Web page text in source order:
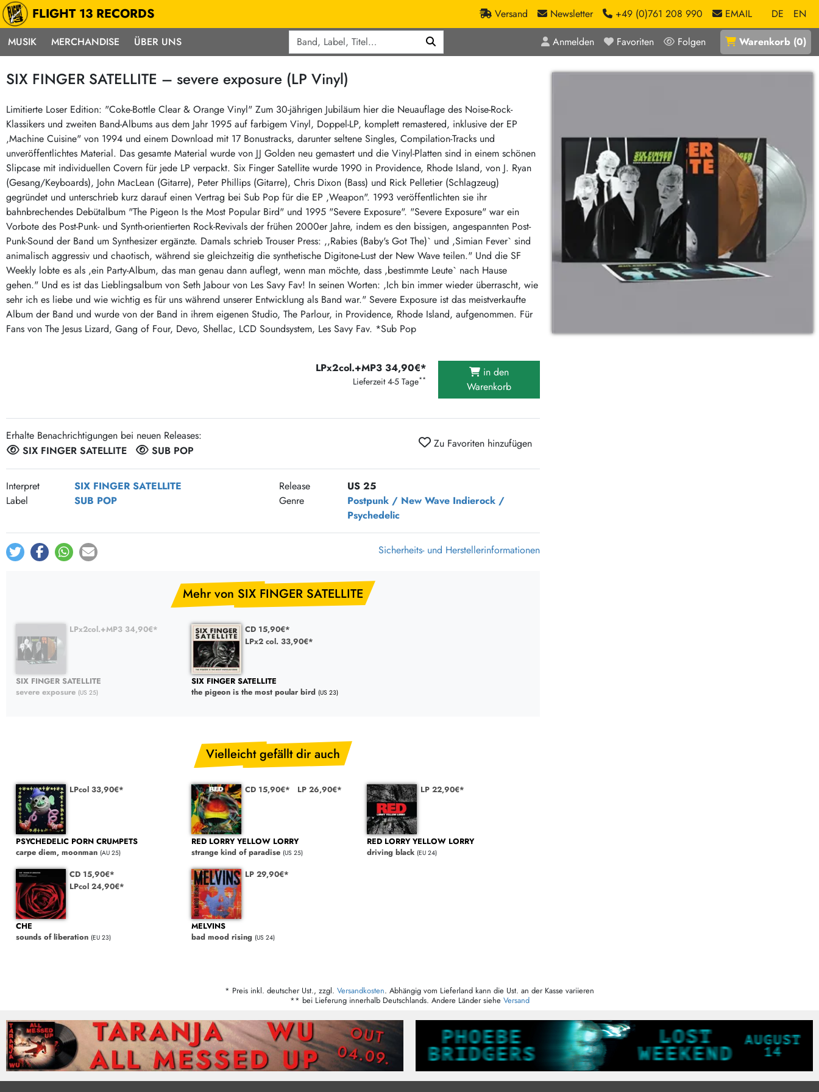
FLIGHT 13 RECORDS Versand Newsletter +49 (0)761 208 990 EMAIL DE
EN
MUSIK
Musik
Alle Neuheiten
Pre-Order
Highlights
Exklusiv & Limitiert
Neu auf Lager
Sonderangebote
Midprice
Mehr…
deutschsprachig
Soundtracks
LP Hüllen, Zubehör
Bücher, Fanzines etc.
Punk / HC
Hardcore
Emo
Postpunk / New Wave
Punkrock
60s / Garage
Beat / Surf
60s / Garage / R´n´R
Gitarre
Indierock / Psychedelic
Vintage-Rock / Metal
Post-Rock / Folk
Rock / Pop
Neoklassik
Abstract / Ambient
Electronic Goods
Reggae/Ska
Soul / Exotica / Jazz
Ska
Hiphop
Reggae / Dub
Crazysane Günstiger
Fuzzorama günstiger
Tapete Records günstiger
Sunny Sunny Bastards Summer 26
Warner Rockerwochen
Universal Vinyl Günstig
International Anthem Sommer 2026
BMG Aktion
Music on Vinyl-Aktion
375 Aktion Vinyl Q3 2026
Clouds Hill & Broken Silence-Sommer-Aktion
RSD 2026
Epitaph Vinyl Günstiger
Unter Schafen-Vinyl günstig
MERCHANDISE ÜBER UNS Anmelden Favoriten Folgen Warenkorb (0)
SIX FINGER SATELLITE – severe exposure (LP Vinyl)
Limitierte Loser Edition: "Coke-Bottle Clear & Orange Vinyl" Zum 30-jährigen Jubiläum hier die Neuauflage des Noise-Rock-
Klassikers und zweiten Band-Albums aus dem Jahr 1995 auf farbigem Vinyl, Doppel-LP, komplett remastered, inklusive der EP
,Machine Cuisine" von 1994 und einem Download mit 17 Bonustracks, darunter seltene Singles, Compilation-Tracks und
unveröffentlichtes Material. Das gesamte Material wurde von JJ Golden neu gemastert und die Vinyl-Platten sind in einem schönen
Slipcase mit individuellen Covern für jede LP verpackt. Six Finger Satellite wurde 1990 in Providence, Rhode Island, von J. Ryan
(Gesang/Keyboards), John MacLean (Gitarre), Peter Phillips (Gitarre), Chris Dixon (Bass) und Rick Pelletier (Schlagzeug)
gegründet und unterschrieb kurz darauf einen Vertrag bei Sub Pop für die EP ,Weapon". 1993 veröffentlichten sie ihr
bahnbrechendes Debütalbum "The Pigeon Is the Most Popular Bird" und 1995 "Severe Exposure". "Severe Exposure" war ein
Vorbote des Post-Punk- und Synth-orientierten Rock-Revivals der frühen 2000er Jahre, indem es den bissigen, angespannten Post-
Punk-Sound der Band um Synthesizer ergänzte. Damals schrieb Trouser Press: ,,Rabies (Baby's Got The)` und ,Simian Fever` sind
animalisch aggressiv und chaotisch, während sie gleichzeitig die synthetische Digitone-Lust der New Wave teilen." Und die SF
Weekly lobte es als ,ein Party-Album, das man genau dann auflegt, wenn man möchte, dass ,bestimmte Leute` nach Hause
gehen." Und es ist das Lieblingsalbum von Seth Jabour von Les Savy Fav! In seinen Worten: ,Ich bin immer wieder überrascht, wie
sehr ich es liebe und wie wichtig es für uns während unserer Entwicklung als Band war." Severe Exposure ist das meistverkaufte
Album der Band und wurde von der Band in ihrem eigenen Studio, The Parlour, in Providence, Rhode Island, aufgenommen. Für
Fans von The Jesus Lizard, Gang of Four, Devo, Shellac, LCD Soundsystem, Les Savy Fav. *Sub Pop
LPx2col.+MP3 34,90€*
Lieferzeit 4-5 Tage**
in den
Warenkorb
Erhalte Benachrichtigungen bei neuen Releases:
SIX FINGER SATELLITE
SUB POP
Zu Favoriten hinzufügen
Interpret SIX FINGER SATELLITE Release
US 25
Label
SUB POP Genre Postpunk / New Wave Indierock /
Psychedelic
Sicherheits- und Herstellerinformationen
Mehr von SIX FINGER SATELLITE
LPx2col.+MP3 34,90€*
SIX FINGER SATELLITE
severe exposure (US 25)
CD 15,90€*
LPx2 col. 33,90€*
SIX FINGER SATELLITE
the pigeon is the most poular bird (US 23)
Vielleicht gefällt dir auch
LPcol 33,90€*
PSYCHEDELIC PORN CRUMPETS
carpe diem, moonman (AU 25)
CD 15,90€* LP 26,90€*
RED LORRY YELLOW LORRY
strange kind of paradise (US 25)
LP 22,90€*
RED LORRY YELLOW LORRY
driving black (EU 24)
CD 15,90€*
LPcol 24,90€*
CHE
sounds of liberation (EU 23)
LP 29,90€*
MELVINS
bad mood rising (US 24)
* Preis inkl. deutscher Ust., zzgl. Versandkosten. Abhängig vom Lieferland kann die Ust. an der Kasse variieren
** bei Lieferung innerhalb Deutschlands. Andere Länder siehe Versand